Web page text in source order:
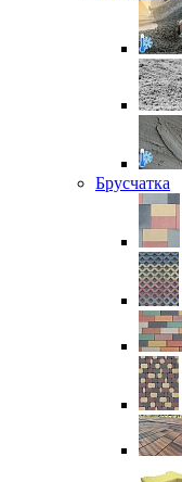
Брусчатка